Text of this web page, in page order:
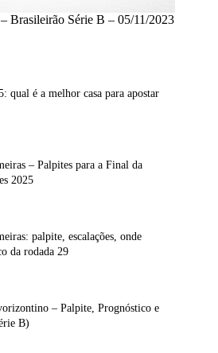
Brasileirão Série B – 05/11/2023
qual é a melhor casa para apostar
– Palpites para a Final da
2025
palpite, escalações, onde
da rodada 29
– Palpite, Prognóstico e
B)